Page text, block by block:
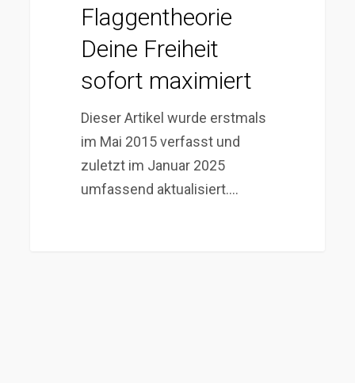
Flaggentheorie
Deine Freiheit
sofort maximiert
Dieser Artikel wurde erstmals
im Mai 2015 verfasst und
zuletzt im Januar 2025
umfassend aktualisiert.…